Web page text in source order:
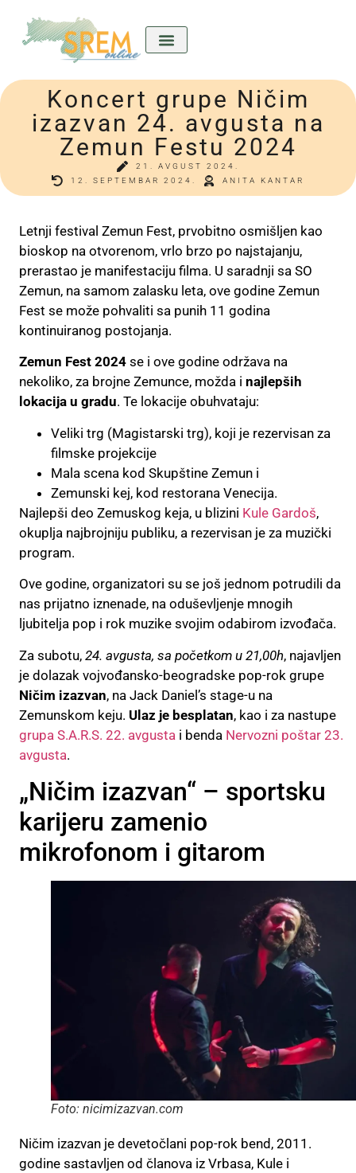
Koncert grupe Ničim
izazvan 24. avgusta na
Zemun Festu 2024
21. AVGUST 2024.
12. SEPTEMBAR 2024.
ANITA KANTAR
Letnji festival Zemun Fest, prvobitno osmišljen kao
bioskop na otvorenom, vrlo brzo po najstajanju,
prerastao je manifestaciju filma. U saradnji sa SO
Zemun, na samom zalasku leta, ove godine Zemun
Fest se može pohvaliti sa punih 11 godina
kontinuiranog postojanja.
Zemun Fest 2024 se i ove godine održava na
nekoliko, za brojne Zemunce, možda i najlepših
lokacija u gradu. Te lokacije obuhvataju:
Veliki trg (Magistarski trg), koji je rezervisan za
filmske projekcije
Mala scena kod Skupštine Zemun i
Zemunski kej, kod restorana Venecija.
Najlepši deo Zemuskog keja, u blizini Kule Gardoš,
okuplja najbrojniju publiku, a rezervisan je za muzički
program.
Ove godine, organizatori su se još jednom potrudili da
nas prijatno iznenade, na oduševljenje mnogih
ljubitelja pop i rok muzike svojim odabirom izvođača.
Za subotu, 24. avgusta, sa početkom u 21,00h, najavljen
je dolazak vojvođansko-beogradske pop-rok grupe
Ničim izazvan, na Jack Daniel’s stage-u na
Zemunskom keju. Ulaz je besplatan, kao i za nastupe
grupa S.A.R.S. 22. avgusta i benda Nervozni poštar 23.
avgusta.
„Ničim izazvan“ – sportsku
karijeru zamenio
mikrofonom i gitarom
Foto: nicimizazvan.com
Ničim izazvan je devetočlani pop-rok bend, 2011.
godine sastavljen od članova iz Vrbasa, Kule i